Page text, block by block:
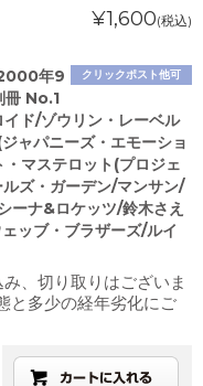
¥1,600(税込)
クリックポスト他可
年9
冊 No.1
ド/ゾウリン・レーベル
ャパニーズ・エモーショ
マステロット(プロジェ
ズ・ガーデン/マンサン/
ーナ&ロケッツ/鈴木さえ
ッブ・ブラザーズ/ルイ
、切り取りはございま
と多少の経年劣化にご